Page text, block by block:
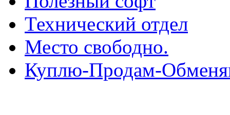
Технический отдел
Место свободно.
Куплю-Продам-